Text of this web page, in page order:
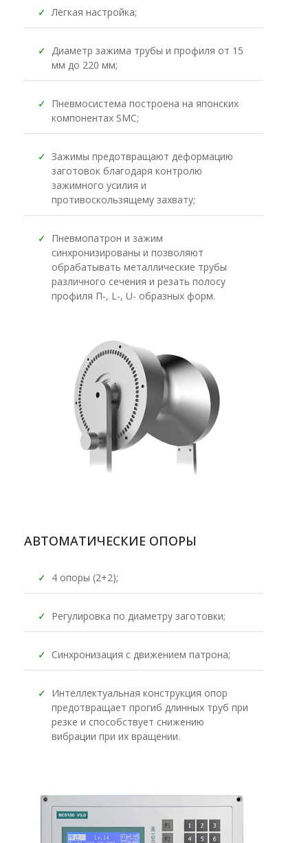
✓ Лёгкая настройка;
✓ Диаметр зажима трубы и профиля от 15
мм до 220 мм;
✓ Пневмосистема построена на японских
компонентах SMC;
✓ Зажимы предотвращают деформацию
заготовок благодаря контролю
зажимного усилия и
противоскользящему захвату;
✓ Пневмопатрон и зажим
синхронизированы и позволяют
обрабатывать металлические трубы
различного сечения и резать полосу
профиля П-, L-, U- образных форм.
АВТОМАТИЧЕСКИЕ ОПОРЫ
✓ 4 опоры (2+2);
✓ Регулировка по диаметру заготовки;
✓ Синхронизация с движением патрона;
✓ Интеллектуальная конструкция опор
предотвращает прогиб длинных труб при
резке и способствует снижению
вибрации при их вращении.